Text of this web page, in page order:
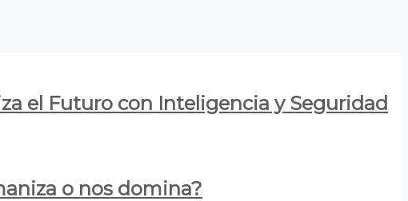
el Futuro con Inteligencia y Seguridad
o nos domina?